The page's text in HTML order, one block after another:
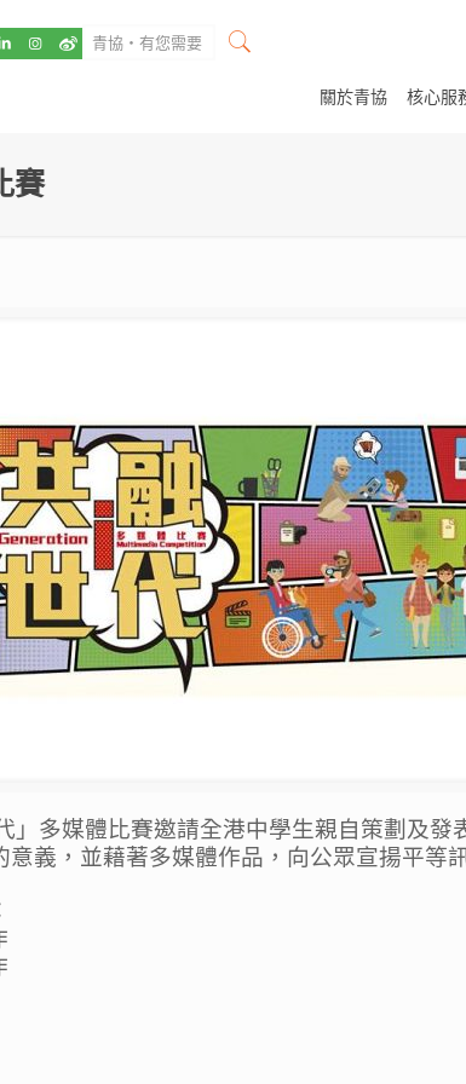
關於青協 核心服
賽
」多媒體比賽邀請全港中學生親自策劃及
意義，並藉著多媒體作品，向公眾宣揚平等